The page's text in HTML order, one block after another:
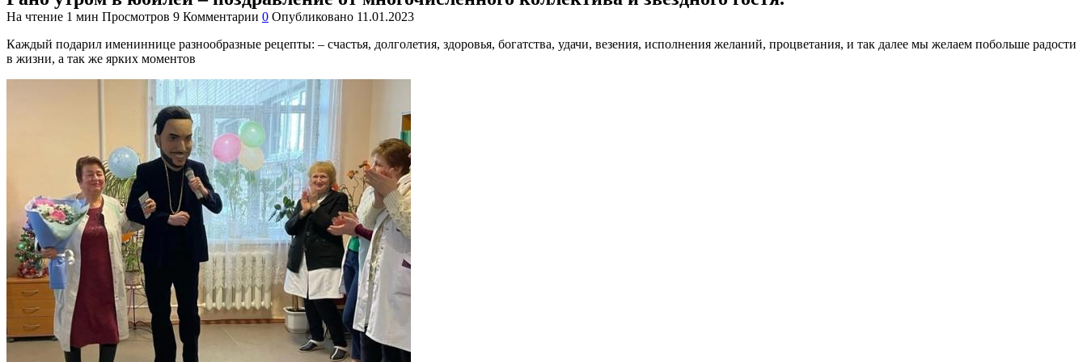
На чтение 1 мин Просмотров 9 Комментарии 0 Опубликовано 11.01.2023
Каждый подарил имениннице разнообразные рецепты: – счастья, долголетия, здоровья, богатства, удачи, везения, исполнения желаний, процветания, и так далее мы желаем побольше радости
в жизни, а так же ярких моментов